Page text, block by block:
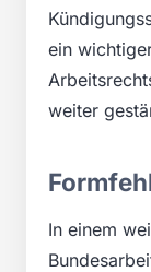
ein
weiter
In einem